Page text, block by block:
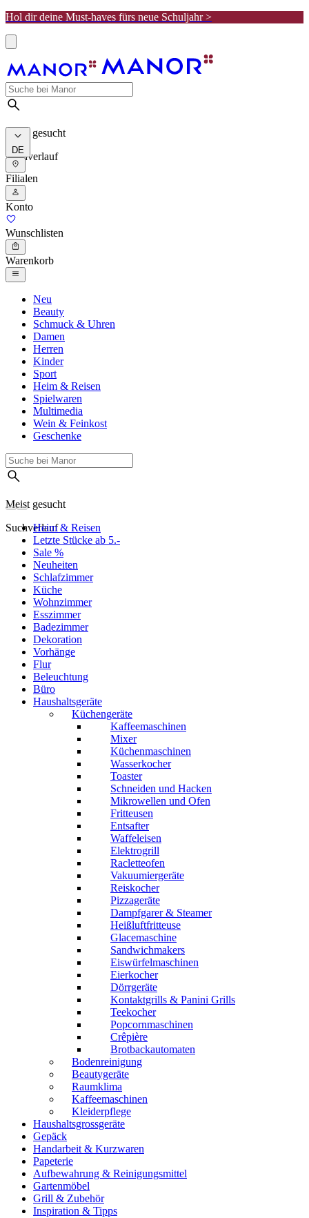
Hol dir deine Must-haves fürs neue Schuljahr >
Meist gesucht
Suchverlauf
DE
Filialen
Konto
Wunschlisten
Warenkorb
Neu
Beauty
Schmuck & Uhren
Damen
Herren
Kinder
Sport
Heim & Reisen
Spielwaren
Multimedia
Wein & Feinkost
Geschenke
Meist gesucht
SuchverlaufHeim & Reisen
Letzte Stücke ab 5.-
Sale %
Neuheiten
Schlafzimmer
Küche
Wohnzimmer
Esszimmer
Badezimmer
Dekoration
Vorhänge
Flur
Beleuchtung
Büro
Haushaltsgeräte
Küchengeräte
Kaffeemaschinen
Mixer
Küchenmaschinen
Wasserkocher
Toaster
Schneiden und Hacken
Mikrowellen und Ofen
Fritteusen
Entsafter
Waffeleisen
Elektrogrill
Racletteofen
Vakuumiergeräte
Reiskocher
Pizzageräte
Dampfgarer & Steamer
Heißluftfritteuse
Glacemaschine
Sandwichmakers
Eiswürfelmaschinen
Eierkocher
Dörrgeräte
Kontaktgrills & Panini Grills
Teekocher
Popcornmaschinen
Crêpière
Brotbackautomaten
Bodenreinigung
Beautygeräte
Raumklima
Kaffeemaschinen
Kleiderpflege
Haushaltsgrossgeräte
Gepäck
Handarbeit & Kurzwaren
Papeterie
Aufbewahrung & Reinigungsmittel
Gartenmöbel
Grill & Zubehör
Inspiration & Tipps